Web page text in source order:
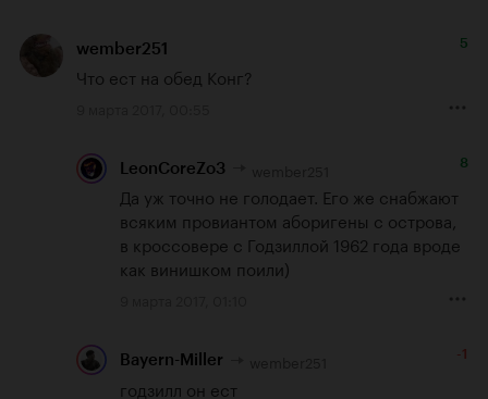
wember251 5
Что ест на обед Конг?
LeonCoreZo3 8
Да уж точно не голодает. Его же снабжают
всяким провиантом аборигены с острова,
в кроссовере с Годзиллой 1962 года вроде
как винишком поили)
Bayern-Miller -1
годзилл он ест